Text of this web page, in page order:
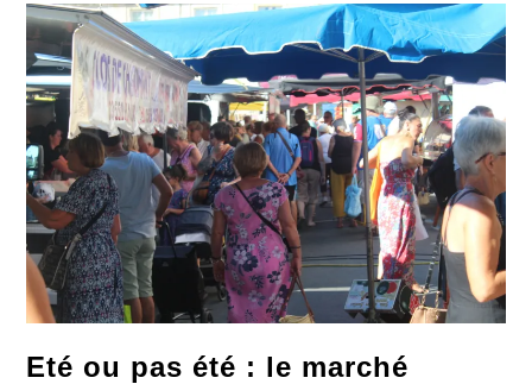
Pression
Fait
Mousser
Le
Bar
Eté ou pas été : le marché